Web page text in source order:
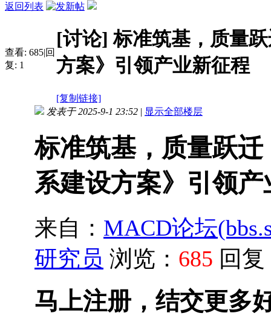
返回列表
查看: 685|回
复: 1
[讨论]标准筑基，质量
方案》引领产业新征程
[复制链接]
发表于 2025-9-1 23:52 | 显示全部楼层
标准筑基，质量跃
系建设方案》引领
来自： MACD论坛
研究员 浏览： 685 回
马上注册，结交更多